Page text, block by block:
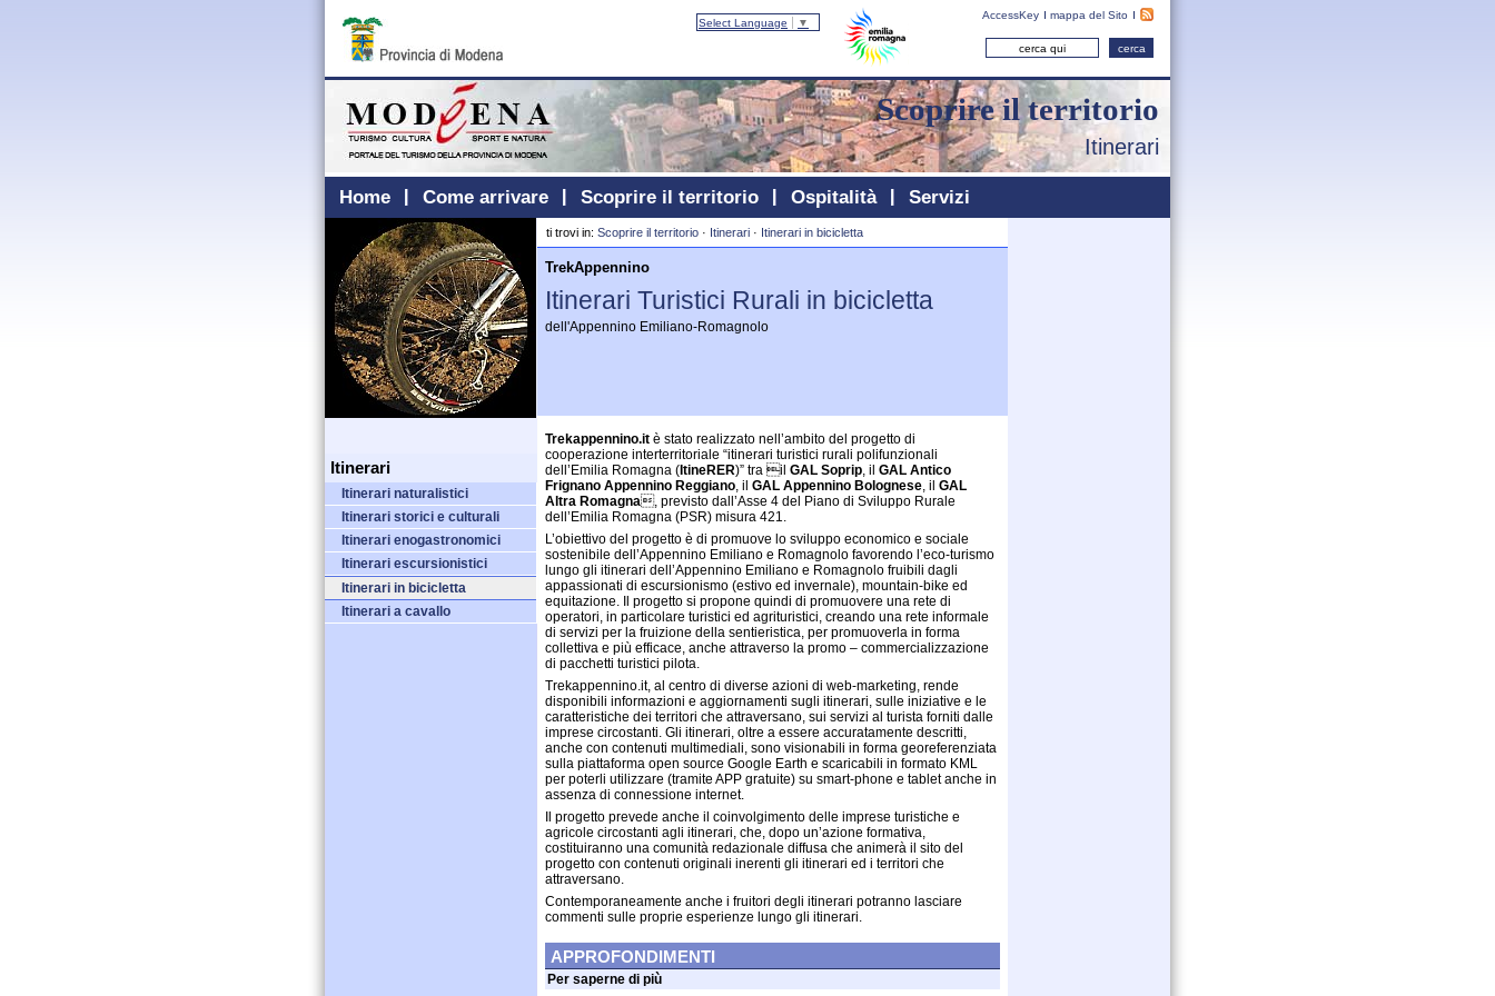
AccessKey mappa del Sito
Select Language ▼
Scoprire il territorio
Itinerari
Home Come arrivare Scoprire il territorio Ospitalità Servizi
Itinerari
Itinerari naturalistici
Itinerari storici e culturali
Itinerari enogastronomici
Itinerari escursionistici
Itinerari in bicicletta
Itinerari a cavallo
ti trovi in: Scoprire il territorio · Itinerari · Itinerari in bicicletta
TrekAppennino
Itinerari Turistici Rurali in bicicletta
dell'Appennino Emiliano-Romagnolo
Trekappennino.it è stato realizzato nell’ambito del progetto di
cooperazione interterritoriale “itinerari turistici rurali polifunzionali
dell’Emilia Romagna ( ItineRER)” tra il GAL Soprip, il GAL Antico
Frignano Appennino Reggiano, il GAL Appennino Bolognese, il GAL
Altra Romagna, previsto dall’Asse 4 del Piano di Sviluppo Rurale
dell’Emilia Romagna (PSR) misura 421.
L’obiettivo del progetto è di promuove lo sviluppo economico e sociale
sostenibile dell’Appennino Emiliano e Romagnolo favorendo l’eco-turismo
lungo gli itinerari dell’Appennino Emiliano e Romagnolo fruibili dagli
appassionati di escursionismo (estivo ed invernale), mountain-bike ed
equitazione. Il progetto si propone quindi di promuovere una rete di
operatori, in particolare turistici ed agrituristici, creando una rete informale
di servizi per la fruizione della sentieristica, per promuoverla in forma
collettiva e più efficace, anche attraverso la promo – commercializzazione
di pacchetti turistici pilota.
Trekappennino.it, al centro di diverse azioni di web-marketing, rende
disponibili informazioni e aggiornamenti sugli itinerari, sulle iniziative e le
caratteristiche dei territori che attraversano, sui servizi al turista forniti dalle
imprese circostanti. Gli itinerari, oltre a essere accuratamente descritti,
anche con contenuti multimediali, sono visionabili in forma georeferenziata
sulla piattaforma open source Google Earth e scaricabili in formato KML
per poterli utilizzare (tramite APP gratuite) su smart-phone e tablet anche in
assenza di connessione internet.
Il progetto prevede anche il coinvolgimento delle imprese turistiche e
agricole circostanti agli itinerari, che, dopo un’azione formativa,
costituiranno una comunità redazionale diffusa che animerà il sito del
progetto con contenuti originali inerenti gli itinerari ed i territori che
attraversano.
Contemporaneamente anche i fruitori degli itinerari potranno lasciare
commenti sulle proprie esperienze lungo gli itinerari.
APPROFONDIMENTI
Per saperne di più